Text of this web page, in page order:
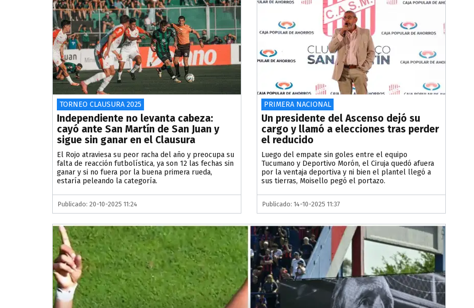
TORNEO CLAUSURA 2025
Independiente no levanta cabeza:
cayó ante San Martín de San Juan y
sigue sin ganar en el Clausura
El Rojo atraviesa su peor racha del año y preocupa su
falta de reacción futbolística, ya son 12 las fechas sin
ganar y si no fuera por la buena primera rueda,
estaría peleando la categoría.
Publicado: 20-10-2025 11:24
PRIMERA NACIONAL
Un presidente del Ascenso dejó su
cargo y llamó a elecciones tras perder
el reducido
Luego del empate sin goles entre el equipo
Tucumano y Deportivo Morón, el Ciruja quedó afuera
por la ventaja deportiva y ni bien el plantel llegó a
sus tierras, Moisello pegó el portazo.
Publicado: 14-10-2025 11:37